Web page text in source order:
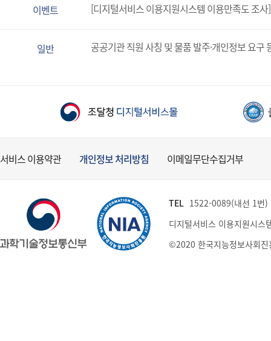
이벤트 [디지털서비스 이용지원시스템 이용만족도 조
일반 공공기관 직원 사칭 및 물품 발주·개인정보 요구
서비스 이용약관 개인정보 처리방침 이메일무단수집거부
TEL 1522-0089(내선 1번
디지털서비스 이용지원시스
©2020 한국지능정보사회진